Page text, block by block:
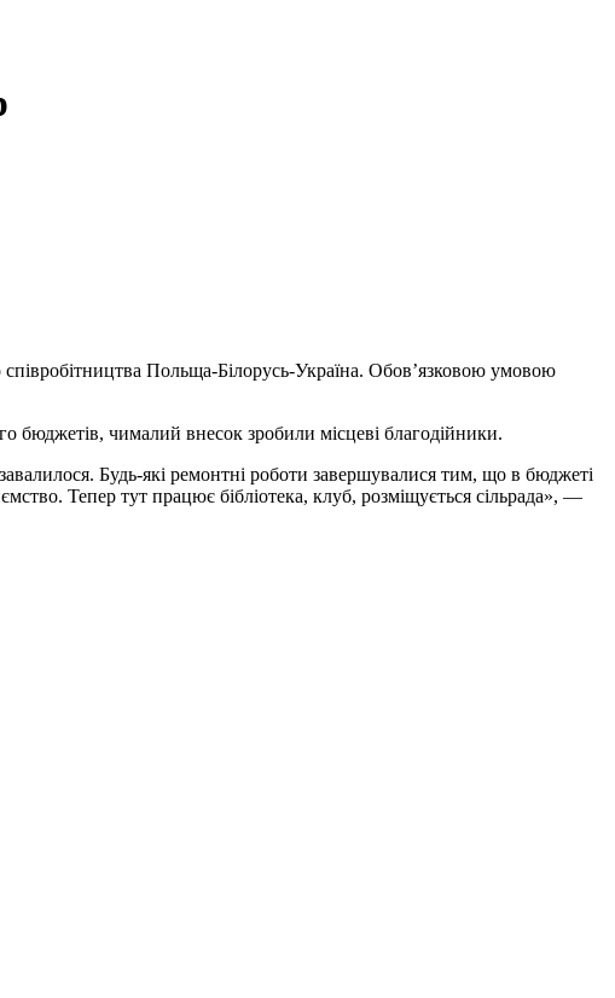
Польща-Білорусь-Україна. Обов’язковою умовою
бюджетів, чималий внесок зробили місцеві благодійники.
Будь-які ремонтні роботи завершувалися тим, що в бюджеті
Тепер тут працює бібліотека, клуб, розміщується сільрада», ―